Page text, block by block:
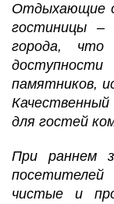
Отдыхающие
гостиницы –
города,
памятников,
для гостей
При раннем
чистые и